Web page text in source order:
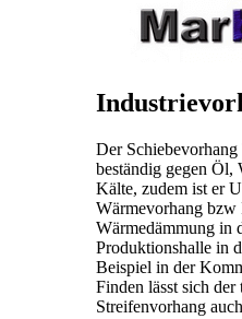
Der
beständig gegen
Kälte, zudem ist er
Wärmevorhang
Wärmedämmung in
Produktionshalle in
Beispiel in der
Finden lässt sich der
Streifenvorhang